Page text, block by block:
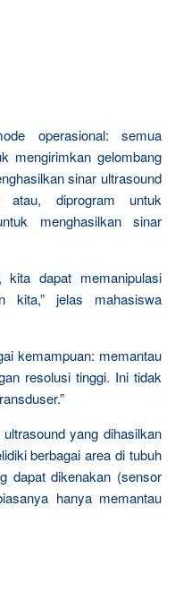
operasional: semua
mengirimkan gelombang
sinar ultrasound
diprogram untuk
menghasilkan sinar
kita dapat memanipulasi
kita,” jelas mahasiswa
kemampuan: memantau
resolusi tinggi. Ini tidak
yang dihasilkan
berbagai area di tubuh
dapat dikenakan (sensor
hanya memantau